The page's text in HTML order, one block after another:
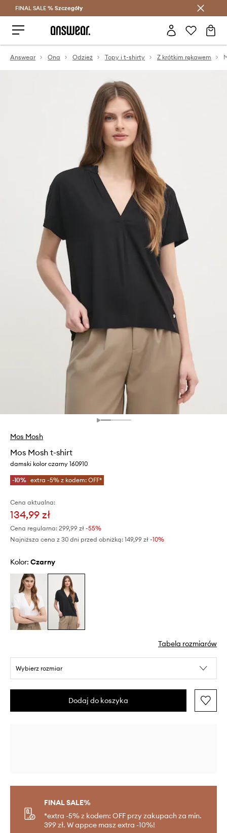
Oszczędzaj z Answear Club >
FINAL SALE % Szczegóły
Answear Ona Odzież Topy i t-shirty Z krótkim rękawem
Mos Mosh
Mos Mosh t-shirt
damski kolor czarny 160910
-10% extra -5% z kodem: OFF*
Cena aktualna:
134,99 zł
Cena regularna: 299,99 zł -55%
Najniższa cena z 30 dni przed obniżką: 149,99 zł -10%
Kolor: czarny
Tabela rozmiarów
Wybierz rozmiar
Dodaj do koszyka
FINAL SALE%
*extra -5% z kodem: OFF przy zakupach za min.
399 zł. W appce masz extra -10%!